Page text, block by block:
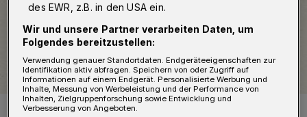
Die App zum Laurentiusweg.
des EWR, z.B. in den USA ein.
Wir und unsere Partner verarbeiten Daten, um
Folgendes bereitzustellen:
Verwendung genauer Standortdaten. Endgeräteeigenschaften zur
Identifikation aktiv abfragen. Speichern von oder Zugriff auf
Informationen auf einem Endgerät. Personalisierte Werbung und
Inhalte, Messung von Werbeleistung und der Performance von
Inhalten, Zielgruppenforschung sowie Entwicklung und
Verbesserung von Angeboten.